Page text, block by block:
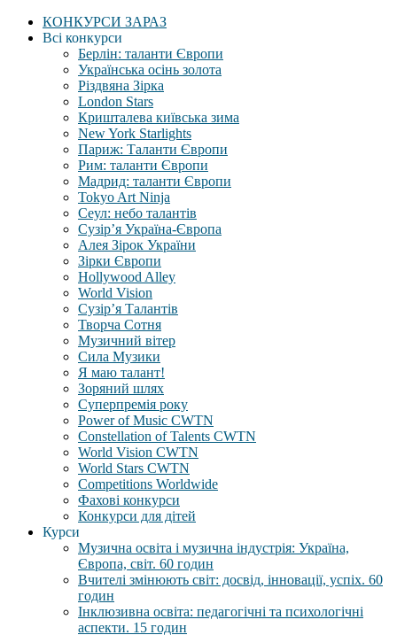
КОНКУРСИ ЗАРАЗ
Всі конкурси
Берлін: таланти Європи
Українська осінь золота
Різдвяна Зірка
London Stars
Кришталева київська зима
New York Starlights
Париж: Таланти Європи
Рим: таланти Європи
Мадрид: таланти Європи
Tokyo Art Ninja
Сеул: небо талантів
Сузір’я Україна-Європа
Алея Зірок України
Зірки Європи
Hollywood Alley
World Vision
Сузір’я Талантів
Творча Сотня
Музичний вітер
Сила Музики
Я маю талант!
Зоряний шлях
Суперпремія року
Power of Music CWTN
Constellation of Talents CWTN
World Vision CWTN
World Stars CWTN
Competitions Worldwide
Фахові конкурси
Конкурси для дітей
Курси
Музична освіта і музична індустрія: Україна,
Європа, світ. 60 годин
Вчителі змінюють світ: досвід, інновації, успіх. 60
годин
Інклюзивна освіта: педагогічні та психологічні
аспекти. 15 годин